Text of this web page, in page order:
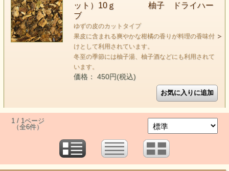
ット）10ｇ 柚子 ドライハー
ブ
ゆずの皮のカットタイプ
果皮に含まれる爽やかな柑橘の香りが料理の香味付
けとして利用されています。
冬至の季節には柚子湯、柚子酒などにも利用されて
います。
価格： 450円(税込)
1 / 1ページ
（全6件）